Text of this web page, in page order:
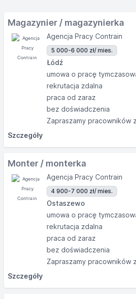
Magazynier / magazynierka
Agencja Pracy Contrain
5 000-6 000 zł/ mies.
Łódź
umowa o pracę
rekrutacja zdalna
praca od zaraz
bez doświadczenia
Zapraszamy pracowników
Szczegóły
Zakres obowiązków
Przyjmowanie i wydawanie
dokumentacją magazynową
Kompletowanie zamówień oraz
do wysyłki
Kontrola stanów magazynowych
Dbanie o porządek i
Obsługa wózków jezdniowych
tym specjalistycznych
Współpraca z innymi działami
Monter / monterka
Agencja Pracy Contrain
4 900-7 000 zł/ mies.
Ostaszewo
umowa o pracę
rekrutacja zdalna
praca od zaraz
bez doświadczenia
Zapraszamy pracowników
Szczegóły